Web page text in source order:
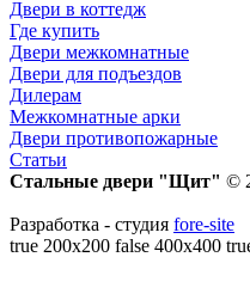
Двери в коттедж
Где купить
Двери межкомнатные
Двери для подъездов
Дилерам
Межкомнатные арки
Двери противопожарные
Статьи
Стальные двери "Щит" ©
Разработка - студия fore-site
true 200x200 false 400x400